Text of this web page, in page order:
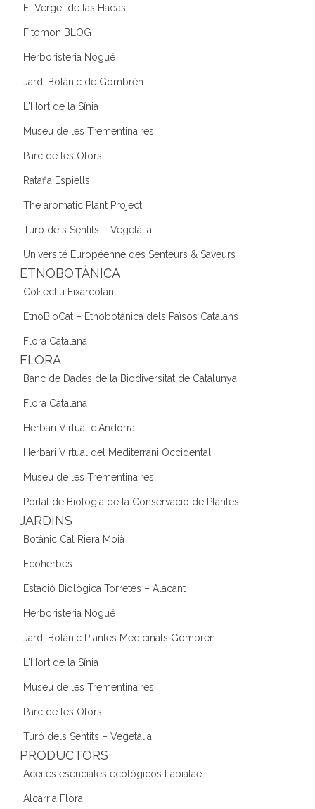
El Vergel de las Hadas
Fitomon BLOG
Herboristeria Nogué
Jardí Botànic de Gombrèn
L'Hort de la Sínia
Museu de les Trementinaires
Parc de les Olors
Ratafia Espiells
The aromatic Plant Project
Turó dels Sentits – Vegetàlia
Université Européenne des Senteurs & Saveurs
ETNOBOTÀNICA
Col·lectiu Eixarcolant
EtnoBioCat – Etnobotànica dels Països Catalans
Flora Catalana
FLORA
Banc de Dades de la Biodiversitat de Catalunya
Flora Catalana
Herbari Virtual d'Andorra
Herbari Virtual del Mediterrani Occidental
Museu de les Trementinaires
Portal de Biologia de la Conservació de Plantes
JARDINS
Botànic Cal Riera Moià
Ecoherbes
Estació Biològica Torretes – Alacant
Herboristeria Nogué
Jardí Botànic Plantes Medicinals Gombrèn
L'Hort de la Sínia
Museu de les Trementinaires
Parc de les Olors
Turó dels Sentits – Vegetàlia
PRODUCTORS
Aceites esenciales ecológicos Labiatae
Alcarria Flora